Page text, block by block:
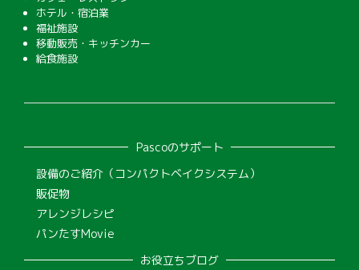
ホテル・宿泊業
福祉施設
移動販売・キッチンカー
給食施設
Pascoのサポート
設備のご紹介（コンパクトベイクシステム）
販促物
アレンジレシピ
パンたすMovie
お役立ちブログ